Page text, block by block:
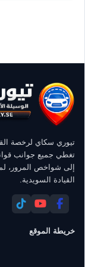
تيوري سكاي لرخصة
تغطي جميع جوانب
إلى شواخص المرور،
القيادة السويدية.
خريطة الموقع